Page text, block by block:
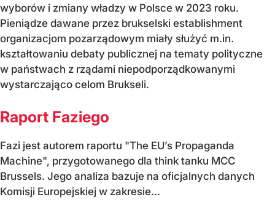
wyborów i zmiany władzy w Polsce w 2023 roku.
Pieniądze dawane przez brukselski establishment
organizacjom pozarządowym miały służyć m.in.
kształtowaniu debaty publicznej na tematy polityczne
w państwach z rządami niepodporządkowanymi
wystarczająco celom Brukseli.
Raport Faziego
Fazi jest autorem raportu "The EU’s Propaganda
Machine", przygotowanego dla think tanku MCC
Brussels. Jego analiza bazuje na oficjalnych danych
Komisji Europejskiej w zakresie...